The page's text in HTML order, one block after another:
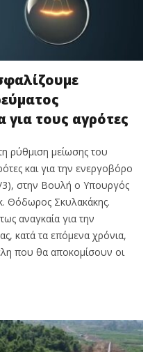
τους αγρότες
ρύθμιση μείωσης του
και για την ενεργοβόρο
3), στην Βουλή ο Υπουργός
Θόδωρος Σκυλακάκης.
αναγκαία για την
κατά τα επόμενα χρόνια,
που θα αποκομίσουν οι